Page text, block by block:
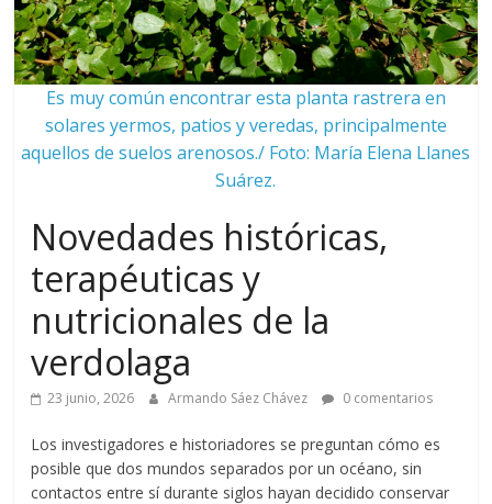
Es muy común encontrar esta planta rastrera en
solares yermos, patios y veredas, principalmente
aquellos de suelos arenosos./ Foto: María Elena Llanes
Suárez.
Novedades históricas,
terapéuticas y
nutricionales de la
verdolaga
23 junio, 2026 Armando Sáez Chávez 0 comentarios
Los investigadores e historiadores se preguntan cómo es
posible que dos mundos separados por un océano, sin
contactos entre sí durante siglos hayan decidido conservar